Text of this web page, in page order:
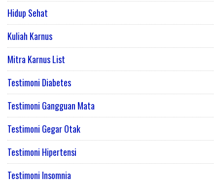
Hidup Sehat
Kuliah Karnus
Mitra Karnus List
Testimoni Diabetes
Testimoni Gangguan Mata
Testimoni Gegar Otak
Testimoni Hipertensi
Testimoni Insomnia